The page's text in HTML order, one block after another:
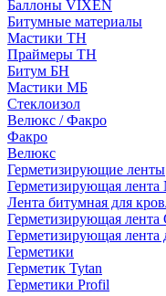
Баллоны VIXEN
Битумные материалы
Мастики ТН
Праймеры ТН
Битум БН
Мастики МБ
Стеклоизол
Велюкс / Факро
Факро
Велюкс
Герметизирующие ленты
Герметизирующая
Лента битумная для
Герметизирующая лента
Герметизирующая лента
Герметики
Герметик Tytan
Герметики Profil